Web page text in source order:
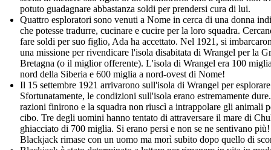
potuto guadagnare abbastanza soldi per prendersi cura di lui.
Quattro esploratori sono venuti a Nome in cerca di una donna
che potesse tradurre, cucinare e cucire per la loro squadra.
fare soldi per suo figlio, Ada ha accettato. Nel 1921, si
una missione per rivendicare l'isola disabitata di Wrangel per la
Bretagna (o il miglior offerente). L'isola di Wrangel era 100
nord della Siberia e 600 miglia a nord-ovest di Nome!
Il 15 settembre 1921 arrivarono sull'isola di Wrangel per
Sfortunatamente, le condizioni sull'isola erano estremamente
razioni finirono e la squadra non riuscì a intrappolare gli animali
cibo. Tre degli uomini hanno tentato di attraversare il mare di
ghiacciato di 700 miglia. Si erano persi e non se ne sentivano più!
Blackjack rimase con un uomo ma morì subito dopo quello di